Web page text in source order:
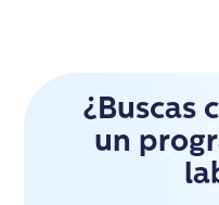
¿Buscas
un